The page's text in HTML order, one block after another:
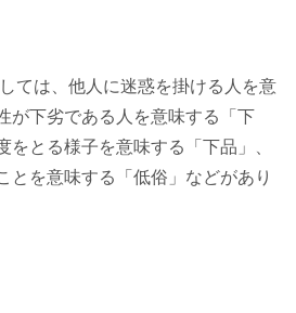
ては、他人に迷惑を掛ける人を意
が下劣である人を意味する「下
をとる様子を意味する「下品」、
とを意味する「低俗」などがあり